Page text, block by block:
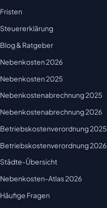
Fristen
Steuererklärung
Blog & Ratgeber
Nebenkosten 2026
Nebenkosten 2025
Nebenkostenabrechnung 2025
Nebenkostenabrechnung 2026
Betriebskostenverordnung 2025
Betriebskostenverordnung 2026
Städte-Übersicht
Nebenkosten-Atlas 2026
Häufige Fragen